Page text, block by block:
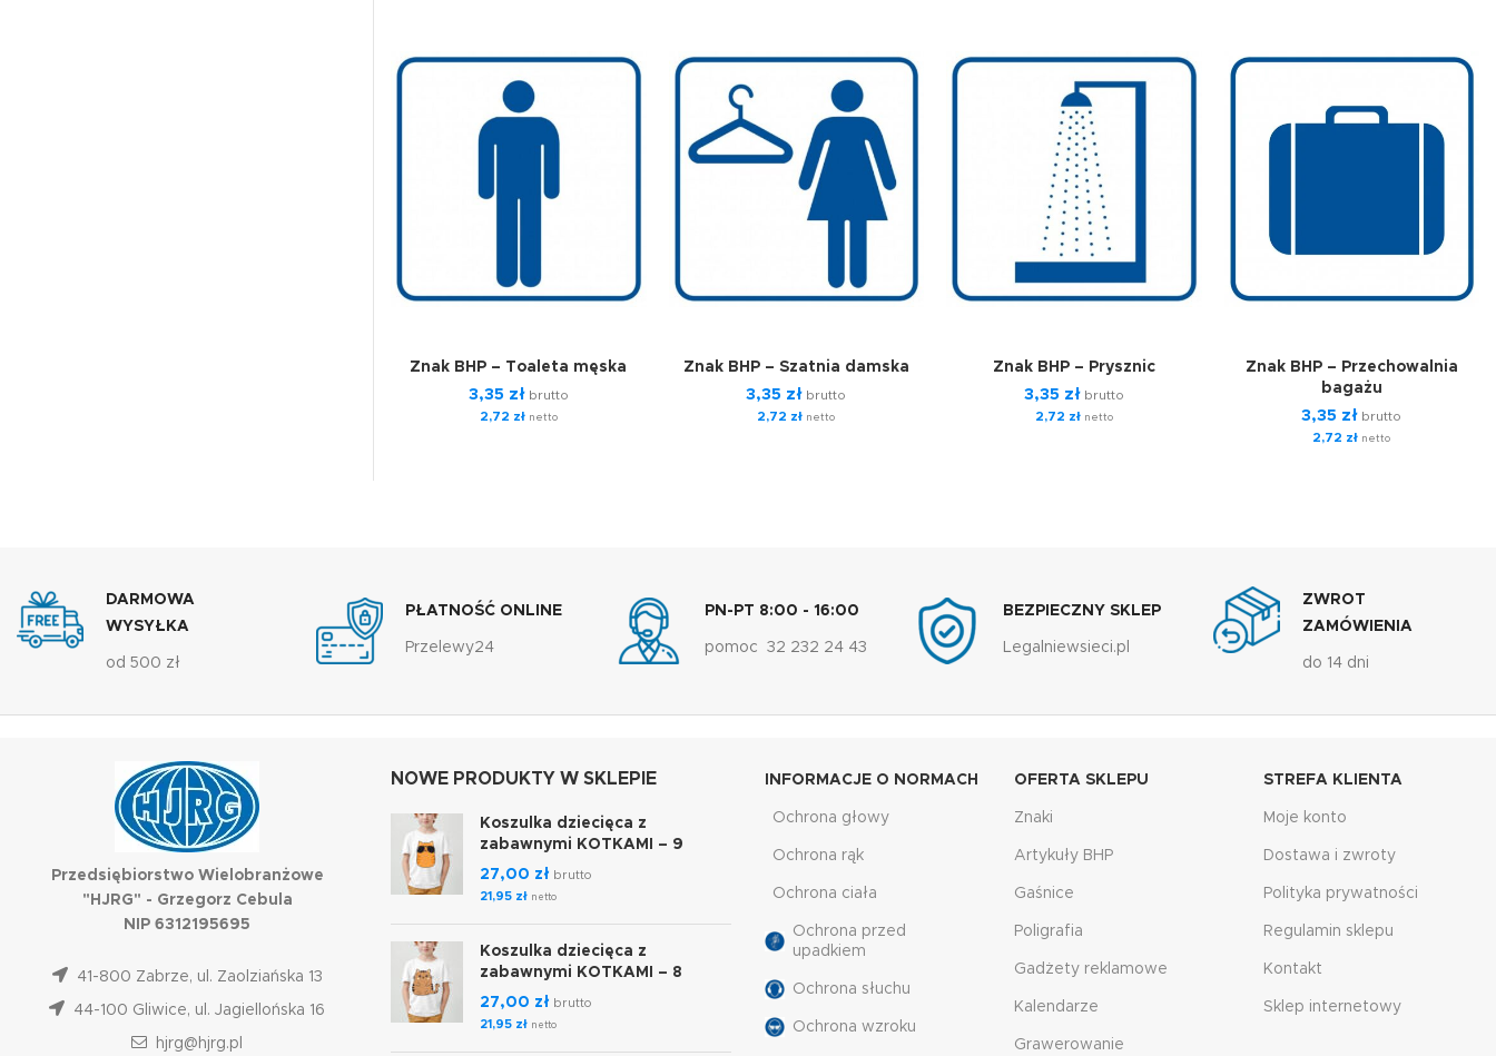
Znak BHP – Toaleta męska
3,35 złbrutto
2,72 złnetto
Znak BHP – Szatnia damska
3,35 zł brutto
2,72 zł netto
Znak BHP – Prysznic
3,35 złbrutto
2,72 złnetto
Znak BHP – Przechowalnia
bagażu
3,35 zł brutto
2,72 zł netto
DARMOWA
WYSYŁKA
od 500 zł
PŁATNOŚĆ ONLINE
Przelewy24
PN-PT 8:00 - 16:00
pomoc 32 232 24 43
BEZPIECZNY SKLEP
Legalniewsieci.pl
ZWROT
ZAMÓWIENIA
do 14 dni
Przedsiębiorstwo Wielobranżowe
"HJRG" - Grzegorz Cebula
NIP 6312195695
41-800 Zabrze, ul. Zaolziańska 13
44-100 Gliwice, ul. Jagiellońska 16
hjrg@hjrg.pl
NOWE PRODUKTY W SKLEPIE
Koszulka dziecięca z
zabawnymi KOTKAMI – 9
27,00 zł brutto
21,95 zł netto
Koszulka dziecięca z
zabawnymi KOTKAMI – 8
27,00 zł brutto
21,95 zł netto
INFORMACJE O NORMACH
Ochrona głowy
Ochrona rąk
Ochrona ciała
Ochrona przed
upadkiem
Ochrona słuchu
Ochrona wzroku
OFERTA SKLEPU
Znaki
Artykuły BHP
Gaśnice
Poligrafia
Gadżety reklamowe
Kalendarze
Grawerowanie
STREFA KLIENTA
Moje konto
Dostawa i zwroty
Polityka prywatności
Regulamin sklepu
Kontakt
Sklep internetowy